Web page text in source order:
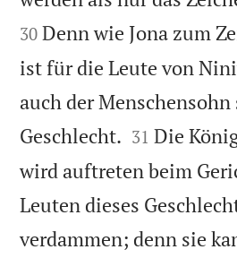
30 Denn wie Jona zum
ist für die Leute von
auch der
Geschlecht. 

31 Die
wird auftreten beim
Leuten dieses
verdammen; denn sie